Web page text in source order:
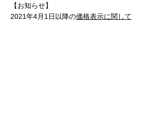
【お知らせ】
2021年4月1日以降の価格表示に関して